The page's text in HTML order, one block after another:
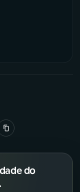
do